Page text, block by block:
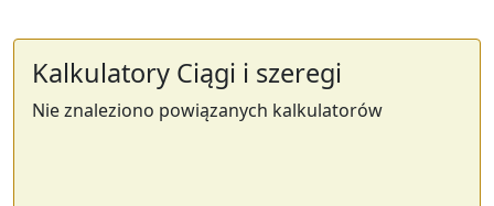
Kalkulatory Ciągi i szeregi
Nie znaleziono powiązanych kalkulatorów